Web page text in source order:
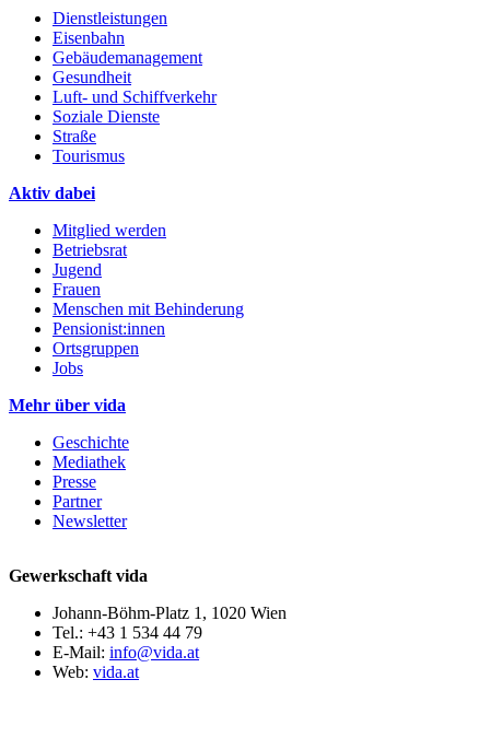
Dienstleistungen
Eisenbahn
Gebäudemanagement
Gesundheit
Luft- und Schiffverkehr
Soziale Dienste
Straße
Tourismus
Aktiv dabei
Mitglied werden
Betriebsrat
Jugend
Frauen
Menschen mit Behinderung
Pensionist:innen
Ortsgruppen
Jobs
Mehr über vida
Geschichte
Mediathek
Presse
Partner
Newsletter
Gewerkschaft vida
Johann-Böhm-Platz 1, 1020 Wien
Tel.: +43 1 534 44 79
E-Mail: info@vida.at
Web: vida.at